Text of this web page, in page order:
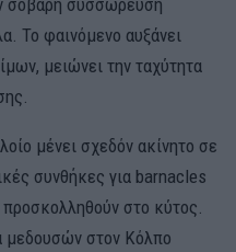
Το φαινόμενο αυξάνει
μειώνει την ταχύτητα
μένει σχεδόν ακίνητο σε
συνθήκες για barnacles
στο κύτος.
μεδουσών στον Κόλπο